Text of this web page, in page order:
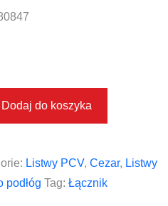
Dodaj do koszyka
Listwy PCV, Cezar, Listwy
podłóg Tag: Łącznik